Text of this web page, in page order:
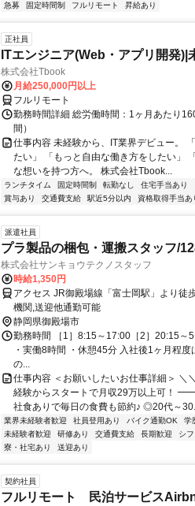
急募 固定時間制 フルリモート 昇給あり
正社員
ITエンジニア(Web・アプリ開発)|
株式会社Tbook
月給250,000円以上
フルリモート
勤務時間詳細 総労働時間：1ヶ月あたり
間）
仕事内容 未経験から、IT業界デビュー。
たい」 「もっと自由な働き方をしたい」
な想いを持つ方へ。 株式会社Tbook...
ランチタイム 固定時間制 転勤なし 住宅手当あり
賞与あり
交通費支給 駅近5分以内 資格取得手当あ
派遣社員
プラ製品の梱包・運搬スタッフ/
株式会社サンキョウテクノスタッフ
時給1,350円
アクセス JR御殿場線「富士岡駅」より
機関,送迎他通勤可能
静岡県御殿場市
勤務時間 ［1］8:15～17:00［2］20:15
・実働8時間 ・休憩45分 入社後1ヶ月程
の...
仕事内容 ＜お願いしたいお仕事詳細＞ ＼
経験からスタートで月収29万以
社食ありで毎日の食費も節約♪ ◎20代～
業界未経験者歓迎 社員登用あり バイク通勤OK 学
未経験者歓迎
研修あり 交通費支給 長期歓迎 シ
寮・社宅あり
送迎あり
契約社員
フルリモート 民泊サービス